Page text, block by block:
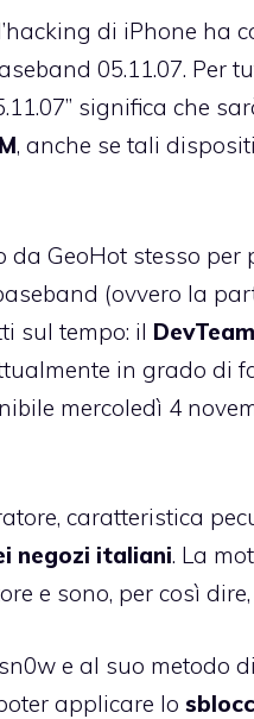
di iPhone ha
05.11.07. Per
significa che
, anche se tali
GeoHot stesso
(ovvero la
sul tempo: il DevTeam
in grado di
mercoledì 4
caratteristica
negozi italiani. La
e sono, per così
e al suo metodo
applicare lo